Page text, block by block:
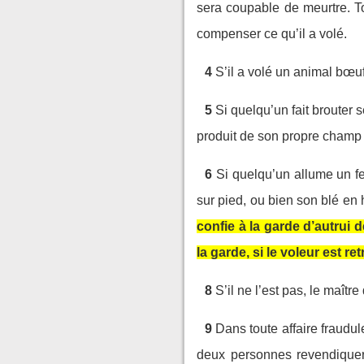
sera coupable de meurtre.
compenser ce qu’il a volé.
4 S’il a volé un animal
5 Si quelqu’un fait brouter
produit de son propre
6 Si quelqu’un allume un
sur pied, ou bien son blé en
confie à la garde d’autrui
la garde, si le voleur est
8 S’il ne l’est pas, le
9 Dans toute affaire
deux personnes